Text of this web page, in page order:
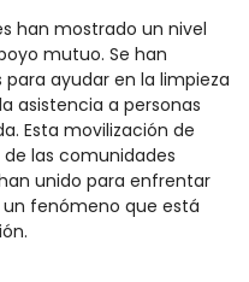
han mostrado un nivel
mutuo. Se han
ayudar en la limpieza
asistencia a personas
Esta movilización de
las comunidades
unido para enfrentar
fenómeno que está